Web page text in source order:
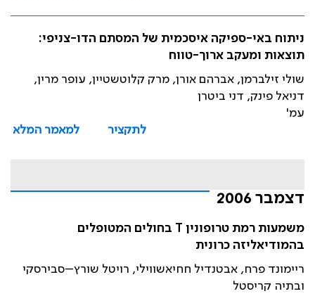
ניתוח באי-ספיקה איסכמית של המסתם הדו-צניפי:
תוצאות ומעקב ארוך-טווח
שולי זילברמן, אברהם אורן, מרק קלוטשטיין, עופר מרין,
דניאל פינק, דני ביטרן
עמ'
לתקציר
למאמר המלא
דצמבר 2006
משמעות רמת טרופונין T בחולים המטופלים
בהמודיאליזה כרונית
ריימונד פרח, אבטנדיל חחיאשווילי, רויטל שורץ–סבירסקי
ובתיה קריסטל